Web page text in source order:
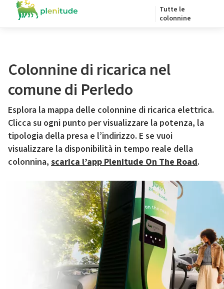
Tutte le
colonnine
Colonnine di ricarica nel
comune di Perledo
Esplora la mappa delle colonnine di ricarica elettrica.
Clicca su ogni punto per visualizzare la potenza, la
tipologia della presa e l’indirizzo. E se vuoi
visualizzare la disponibilità in tempo reale della
colonnina, scarica l’app Plenitude On The Road.